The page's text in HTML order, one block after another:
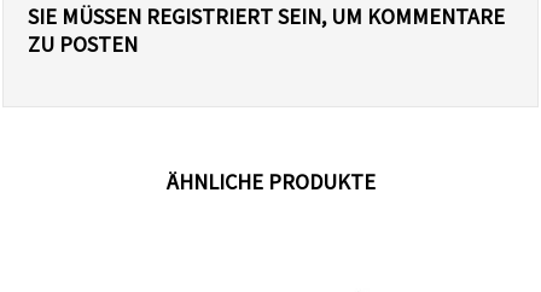
SIE MÜSSEN REGISTRIERT SEIN, UM KOMMENTARE
ZU POSTEN
ÄHNLICHE PRODUKTE